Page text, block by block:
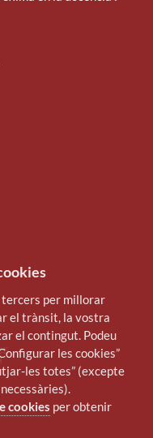
per millorar
el trànsit, la vostra
el contingut. Podeu
les cookies”
les totes” (excepte
cookies per obtenir